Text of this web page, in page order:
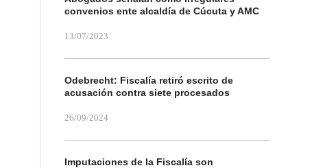
convenios ente alcaldía de Cúcuta y AMC
13/07/2023
Odebrecht: Fiscalía retiró escrito de
acusación contra siete procesados
26/09/2024
Imputaciones de la Fiscalía son